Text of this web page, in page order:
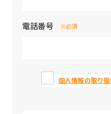
電話番号 ※必須
個人情報の取り